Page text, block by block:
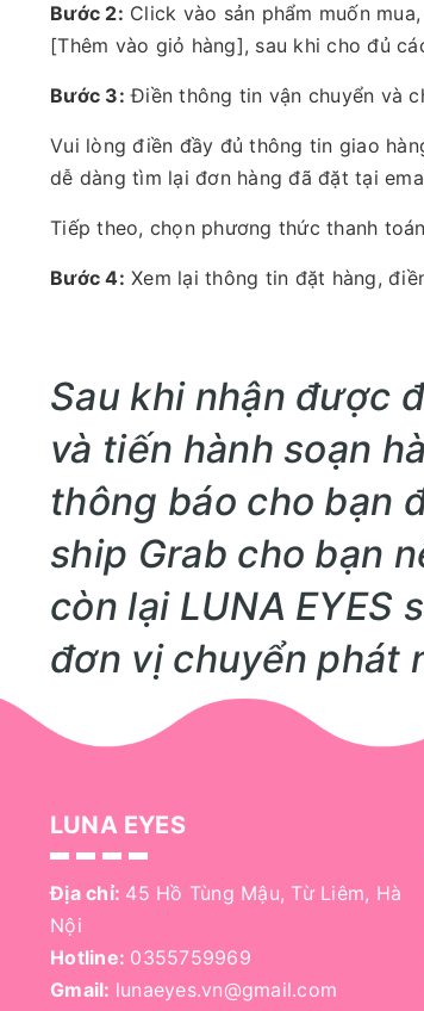
Bước 2: Click vào sản phẩm muốn
[Thêm vào giỏ hàng], sau khi cho đủ
Bước 3: Điền thông tin vận chuyển và
Vui lòng điền đầy đủ thông tin giao
dễ dàng tìm lại đơn hàng đã đặt tại
Tiếp theo, chọn phương thức thanh
Bước 4: Xem lại thông tin đặt hàng,
Sau khi nhận được
và tiến hành soạn
thông báo cho bạn
ship Grab cho bạn
còn lại LUNA EYES
đơn vị chuyển phát
LUNA EYES
Địa chỉ: 45 Hồ Tùng Mậu, Từ Liêm, Hà
Nội
Hotline: 0355759969
Gmail: lunaeyes.vn@gmail.com